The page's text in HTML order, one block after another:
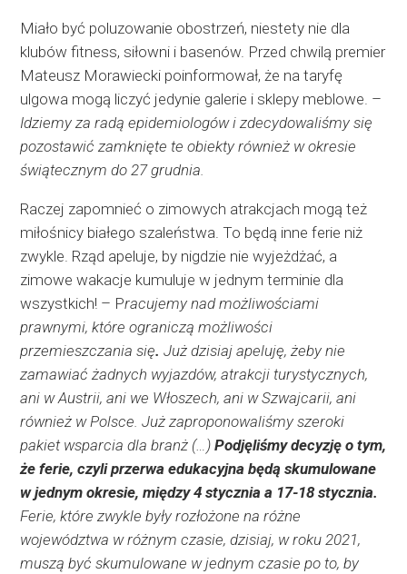
Miało być poluzowanie obostrzeń, niestety nie dla
klubów fitness, siłowni i basenów. Przed chwilą premier
Mateusz Morawiecki poinformował, że na taryfę
ulgowa mogą liczyć jedynie galerie i sklepy meblowe. –
Idziemy za radą epidemiologów i zdecydowaliśmy się
pozostawić zamknięte te obiekty również w okresie
świątecznym do 27 grudnia.
Raczej zapomnieć o zimowych atrakcjach mogą też
miłośnicy białego szaleństwa. To będą inne ferie niż
zwykle. Rząd apeluje, by nigdzie nie wyjeżdżać, a
zimowe wakacje kumuluje w jednym terminie dla
wszystkich! – Pracujemy nad możliwościami
prawnymi, które ograniczą możliwości
przemieszczania się. Już dzisiaj apeluję, żeby nie
zamawiać żadnych wyjazdów, atrakcji turystycznych,
ani w Austrii, ani we Włoszech, ani w Szwajcarii, ani
również w Polsce. Już zaproponowaliśmy szeroki
pakiet wsparcia dla branż (…)Podjęliśmy decyzję o tym,
że ferie, czyli przerwa edukacyjna będą skumulowane
w jednym okresie, między 4 stycznia a 17-18 stycznia.
Ferie, które zwykle były rozłożone na różne
województwa w różnym czasie, dzisiaj, w roku 2021,
muszą być skumulowane w jednym czasie po to, by